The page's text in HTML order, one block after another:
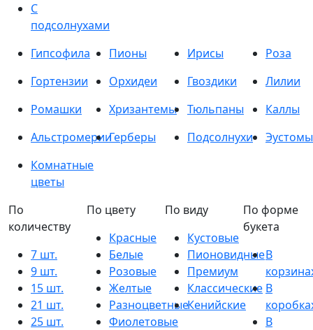
С
подсолнухами
Гипсофила
Пионы Ирисы
Роза
Гортензии
Орхидеи Гвоздики
Лилии
Ромашки
Хризантемы Тюльпаны
Каллы
АльстромерииГерберы Подсолнухи
Эустомы
Комнатные
цветы
По
количеству
7 шт.
9 шт.
15 шт.
21 шт.
25 шт.
По цвету
Красные
Белые
Розовые
Желтые
Разноцветные
Фиолетовые
По виду
Кустовые
Пионовидные
Премиум
Классические
Кенийские
По форме
букета
В
В
В